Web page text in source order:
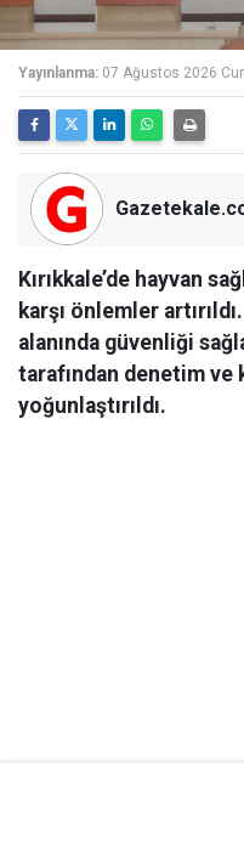
Yayınlanma: 07 Ağustos 2026
Kırıkkale’de hayvan
karşı önlemler
alanında güvenliği
tarafından denetim ve
yoğunlaştırıldı.